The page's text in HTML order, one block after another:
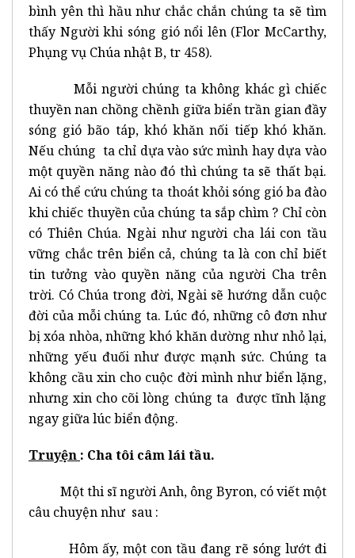
bình yên thì hầu như chắc chắn chúng ta sẽ tìm
thấy Người khi sóng gió nổi lên (Flor McCarthy,
Phụng vụ Chúa nhật B, tr 458).
Mỗi người chúng ta không khác gì chiếc
thuyền nan chồng chềnh giữa biển trần gian đầy
sóng gió bão táp, khó khăn nối tiếp khó khăn.
Nếu chúng ta chỉ dựa vào sức mình hay dựa vào
một quyền năng nào đó thì chúng ta sẽ thất bại.
Ai có thể cứu chúng ta thoát khỏi sóng gió ba đào
khi chiếc thuyền của chúng ta sắp chìm ? Chỉ còn
có Thiên Chúa. Ngài như người cha lái con tầu
vững chắc trên biển cả, chúng ta là con chỉ biết
tin tưởng vào quyền năng của người Cha trên
trời. Có Chúa trong đời, Ngài sẽ hướng dẫn cuộc
đời của mỗi chúng ta. Lúc đó, những cô đơn như
bị xóa nhòa, những khó khăn dường như nhỏ lại,
những yếu đuối như được mạnh sức. Chúng ta
không cầu xin cho cuộc đời mình như biển lặng,
nhưng xin cho cõi lòng chúng ta được tĩnh lặng
ngay giữa lúc biển động.
Truyện : Cha tôi câm lái tầu.
Một thi sĩ người Anh, ông Byron, có viết một
câu chuyện như sau :
Hôm ấy, một con tầu đang rẽ sóng lướt đi